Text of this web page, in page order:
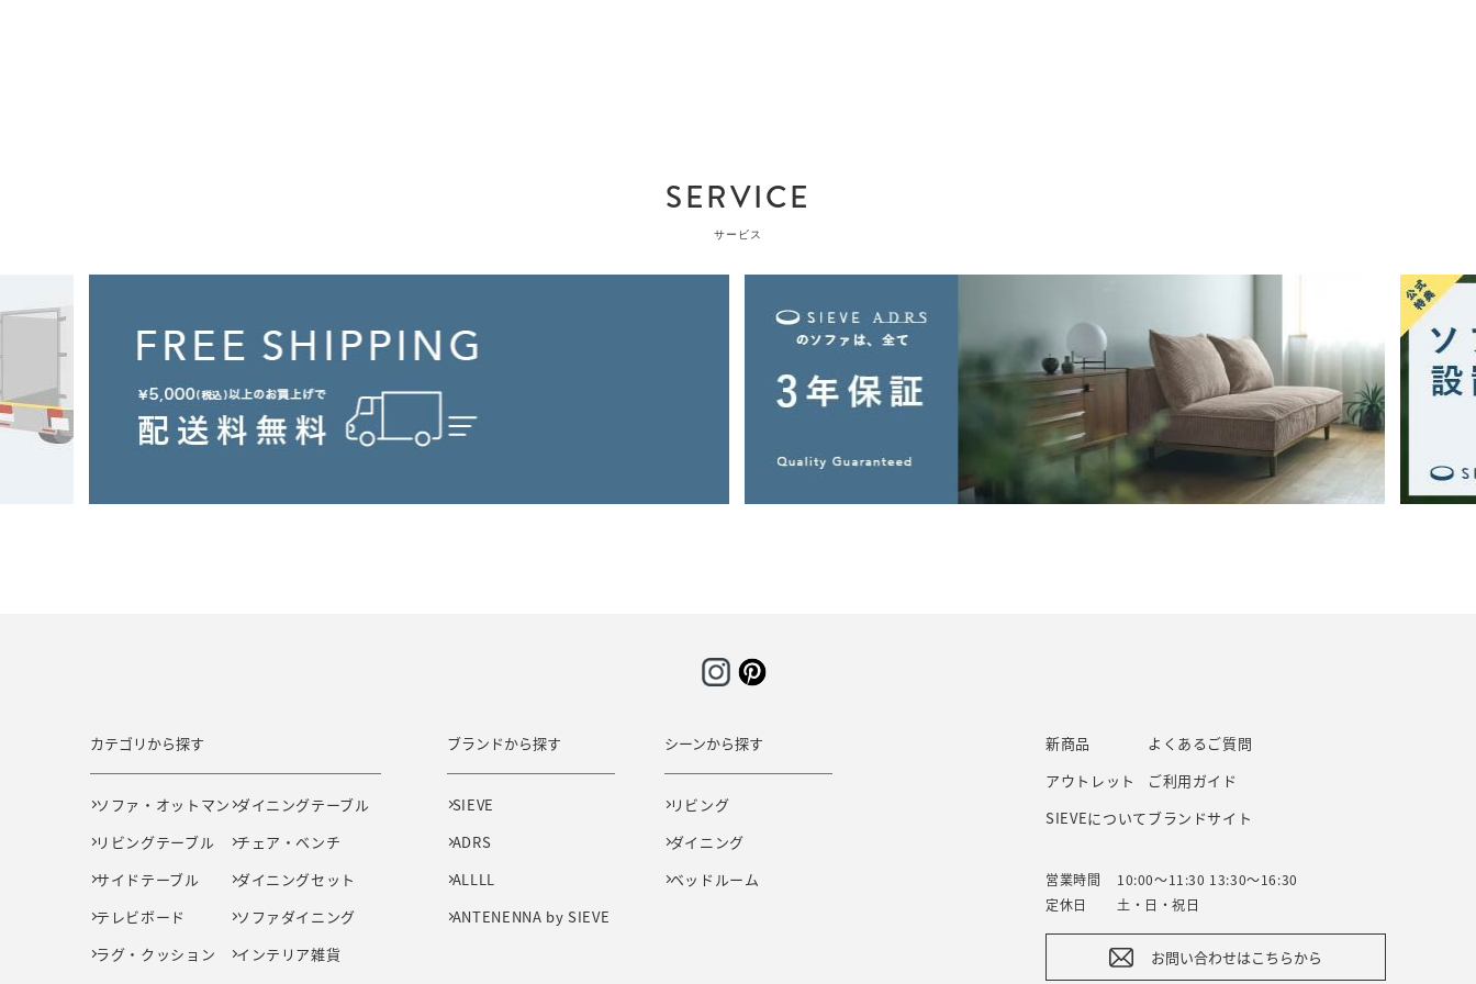
SERVICE
サービス
カテゴリから探す
ソファ・オットマン
リビングテーブル
サイドテーブル
テレビボード
ラグ・クッション
ダイニングテーブル
チェア・ベンチ
ダイニングセット
ソファダイニング
インテリア雑貨
ブランドから探す
SIEVE
ADRS
ALLLL
ANTENENNA by SIEVE
シーンから探す
リビング
ダイニング
ベッドルーム
新商品
アウトレット
SIEVEについて
よくあるご質問
ご利用ガイド
ブランドサイト
営業時間
10:00～11:30 13:30～16:30
定休日
土・日・祝日
お問い合わせはこちらから